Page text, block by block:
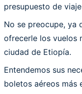
presupuesto de
No se preocupe, ya
ofrecerle los vuelos
ciudad de Etiopía.
Entendemos sus
boletos aéreos más